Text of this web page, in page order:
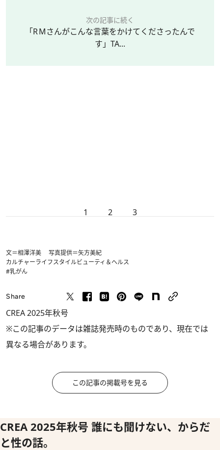
次の記事に続く
「R Mさんがこんな言葉をかけてくださったんで
す」TA...
1 2 3
文＝相澤洋美 写真提供＝矢方美紀
カルチャーライフスタイルビューティ＆ヘルス
#乳がん
Share
CREA 2025年秋号
※この記事のデータは雑誌発売時のものであり、現在では
異なる場合があります。
この記事の掲載号を見る
CREA 2025年秋号 誰にも聞けない、からだ
と性の話。